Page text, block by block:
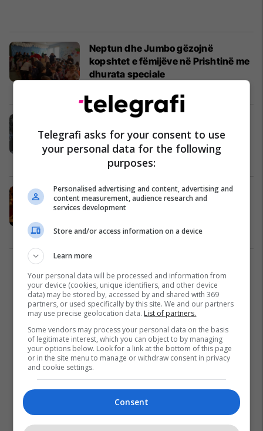
Neptun dhe Jumbo gëzojnë
kopshtet e fëmijëve në Prishtinë me
dhurata speciale
Shqeu të gjitha dhuratat në bredh,
bënte sikur i turpshëm para
pronares (Foto)
Dështime 24/12/2018
Dhuratat që bleu për familjarët
arritën deri te gjysma e bredhit,
(Foto)
Dështime 24/12/2018
Telegrafi asks for your consent to use
your personal data for the following
purposes:
Personalised advertising and content, advertising and
content measurement, audience research and
services development
Store and/or access information on a device
Learn more
Your personal data will be processed and information from
your device (cookies, unique identifiers, and other device
data) may be stored by, accessed by and shared with 369
partners, or used specifically by this site. We and our partners
may use precise geolocation data. List of partners.
Some vendors may process your personal data on the basis
of legitimate interest, which you can object to by managing
your options below. Look for a link at the bottom of this page
or in the site menu to manage or withdraw consent in privacy
and cookie settings.
Consent